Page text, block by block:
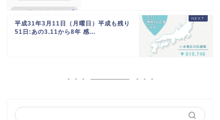
平成31年3月11日（月曜日）平成も残り
51日:あの3.11から8年 感...